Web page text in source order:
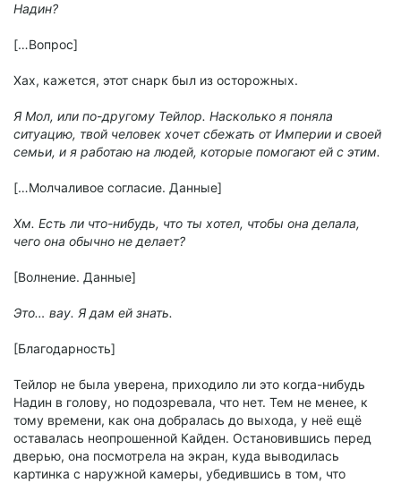
Надин?
[…Вопрос]
Хах, кажется, этот снарк был из осторожных.
Я Мол, или по-другому Тейлор. Насколько я поняла
ситуацию, твой человек хочет сбежать от Империи и своей
семьи, и я работаю на людей, которые помогают ей с этим.
[…Молчаливое согласие. Данные]
Хм. Есть ли что-нибудь, что ты хотел, чтобы она делала,
чего она обычно не делает?
[Волнение. Данные]
Это… вау. Я дам ей знать.
[Благодарность]
Тейлор не была уверена, приходило ли это когда-нибудь
Надин в голову, но подозревала, что нет. Тем не менее, к
тому времени, как она добралась до выхода, у неё ещё
оставалась неопрошенной Кайден. Остановившись перед
дверью, она посмотрела на экран, куда выводилась
картинка с наружной камеры, убедившись в том, что